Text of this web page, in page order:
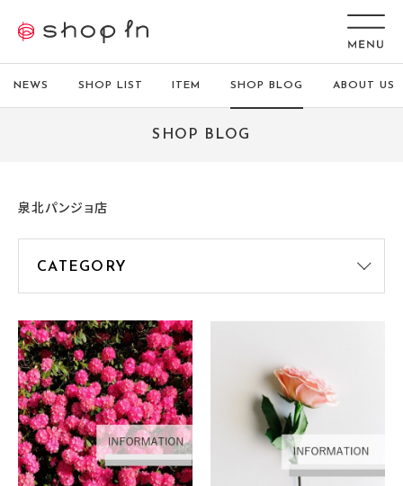
NEWS SHOP LIST ITEM SHOP BLOG ABOUT US
SHOP BLOG
泉北パンジョ店